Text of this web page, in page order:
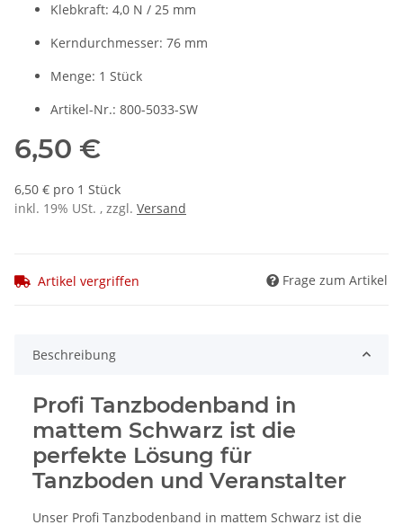
Klebkraft: 4,0 N / 25 mm
Kerndurchmesser: 76 mm
Menge: 1 Stück
Artikel-Nr.: 800-5033-SW
6,50 €
6,50 € pro 1 Stück
inkl. 19% USt. , zzgl. Versand
Artikel vergriffen Frage zum Artikel
Beschreibung
Profi Tanzbodenband in
mattem Schwarz ist die
perfekte Lösung für
Tanzboden und Veranstalter
Unser Profi Tanzbodenband in mattem Schwarz ist die